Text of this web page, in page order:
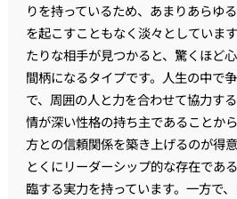
りを持っているため、あまりあらゆ
を起こすこともなく淡々としていま
たりな相手が見つかると、驚くほど
間柄になるタイプです。人生の中で
で、周囲の人と力を合わせて協力する
情が深い性格の持ち主であることか
方との信頼関係を築き上げるのが得意
とくにリーダーシップ的な存在であ
臨する実力を持っています。一方で